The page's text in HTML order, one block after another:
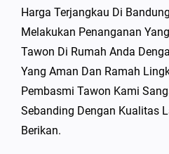
Harga Terjangkau Di
Melakukan Penanganan
Tawon Di Rumah Anda
Yang Aman Dan Ramah
Pembasmi Tawon Kami
Sebanding Dengan Kualitas
Berikan.